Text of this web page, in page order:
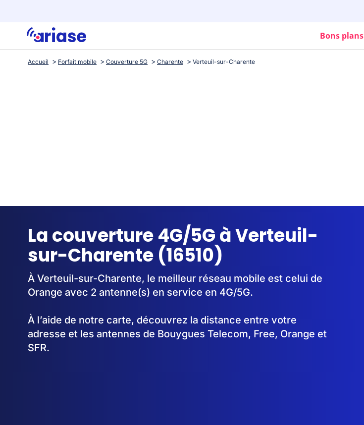
Bons plans
Accueil Forfait mobile Couverture 5G Charente Verteuil-sur-Charente
La couverture 4G/5G à Verteuil-
sur-Charente (16510)
À Verteuil-sur-Charente, le meilleur réseau mobile est celui de
Orange avec 2 antenne(s) en service en 4G/5G.
À l’aide de notre carte, découvrez la distance entre votre
adresse et les antennes de Bouygues Telecom, Free, Orange et
SFR.